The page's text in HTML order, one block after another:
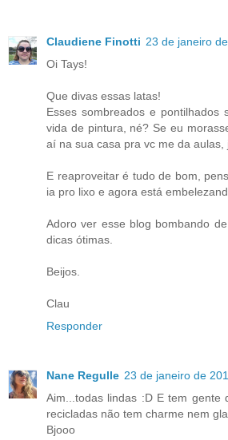
Claudiene Finotti 23 de janeiro
Oi Tays!
Que divas essas latas!
Esses sombreados e pontilhados
vida de pintura, né? Se eu
aí na sua casa pra vc me da aulas,
E reaproveitar é tudo de bom,
ia pro lixo e agora está
Adoro ver esse blog bombando
dicas ótimas.
Beijos.
Clau
Responder
Nane Regulle 23 de janeiro de
Aim...todas lindas :D E tem gente
recicladas não tem charme nem
Bjooo